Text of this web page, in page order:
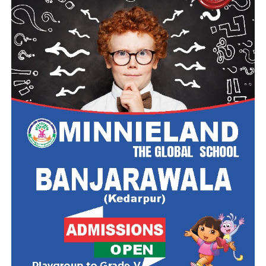
दस्तावेज अपलोड करें:अपनी हालिया पासपोर्ट साइज फोटो,
हस्ताक्षर और आवश्यक प्रमाणपत्रों की स्कैन कॉपी निर्धारित
फॉर्मेट और साइज में अपलोड करें।
आवेदन शुल्क का भुगतान:यदि आप सामान्य, ओबीसी या ईडब्ल्यूएस
श्रेणी से आते हैं, तो ₹100 का आवेदन शुल्क ऑनलाइन जमा करें।
(महिलाएं और SC/ST उम्मीदवार इस चरण को छोड़ सकते हैं)।
फॉर्म सबमिट और प्रिंट करें:पूरी जानकारी को एक बार दोबारा
जांच (Preview) लें और ‘Submit’ बटन पर क्लिक करें। भविष्य
के संदर्भ के लिए भरे हुए आवेदन पत्र और फीस रसीद का
प्रिंटआउट निकालकर अपने पास सुरक्षित रख लें।
परीक्षा की तैयारी के लिए कुछ महत्वपूर्ण
सिलेबस को समझें:परीक्षा की तैयारी शुरू करने से पहले बोर्ड द्वारा
जारी विस्तृत पाठ्यक्रम (Syllabus) और परीक्षा पैटर्न को अच्छी